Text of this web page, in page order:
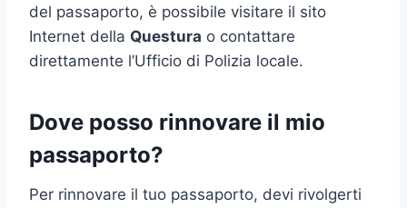
del passaporto, è possibile visitare il sito
Internet della Questura o contattare
direttamente l’Ufficio di Polizia locale.
Dove posso rinnovare il mio
passaporto?
Per rinnovare il tuo passaporto, devi rivolgerti